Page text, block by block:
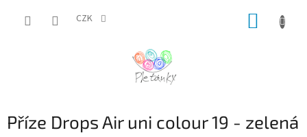
CZK
Příze Drops Air uni colour 19 - zelená